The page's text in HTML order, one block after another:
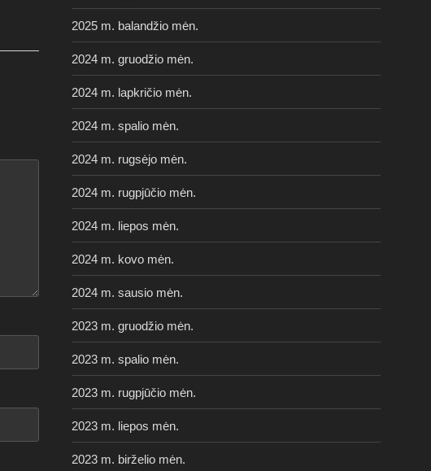
2025 m. balandžio mėn.
2024 m. gruodžio mėn.
2024 m. lapkričio mėn.
2024 m. spalio mėn.
2024 m. rugsėjo mėn.
2024 m. rugpjūčio mėn.
2024 m. liepos mėn.
2024 m. kovo mėn.
2024 m. sausio mėn.
2023 m. gruodžio mėn.
2023 m. spalio mėn.
2023 m. rugpjūčio mėn.
2023 m. liepos mėn.
2023 m. birželio mėn.